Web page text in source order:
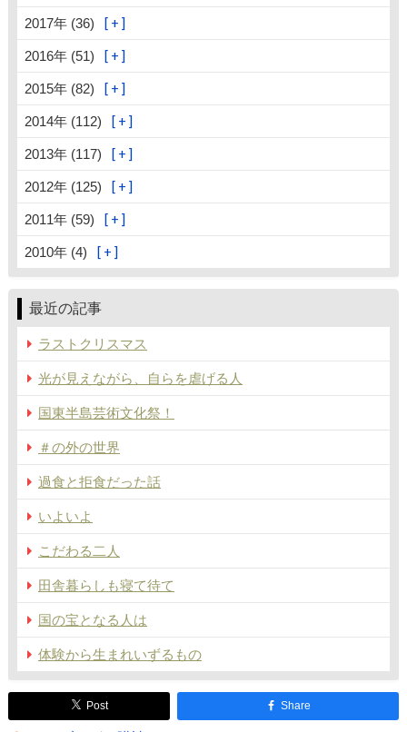
2017年 (36)
2016年 (51)
2015年 (82)
2014年 (112)
2013年 (117)
2012年 (125)
2011年 (59)
2010年 (4)
最近の記事
ラストクリスマス
光が見えながら、自らを虐げる人
国東半島芸術文化祭！
＃の外の世界
過食と拒食だった話
いよいよ
こだわる二人
田舎暮らしも寝て待て
国の宝となる人は
体験から生まれいずるもの
Post Share